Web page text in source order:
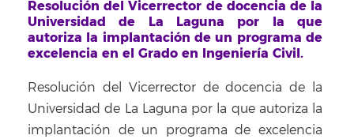
Resolución del Vicerrector de docencia de la
Universidad de La Laguna por la que
autoriza la implantación de un programa de
excelencia en el Grado en Ingeniería Civil.
Resolución del Vicerrector de docencia de la
Universidad de La Laguna por la que autoriza la
implantación de un programa de excelencia